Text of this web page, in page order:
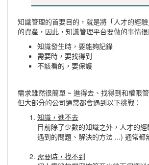
知識管理的首要目的，就是將「人才的經
的資產，因此，知識管理平台要做的事情
知識發生時，要能夠記錄
需要時，要找得到
不該看的，要保護
需求雖然很簡單 ~ 進得去、找得到和權限管
但大部分的公司通常都會遇到以下挑戰：
知識，進不去
目前除了少數的知識之外，人才的經
遇到的問題、解決的方法 ...) 通常都
需要時，找不到